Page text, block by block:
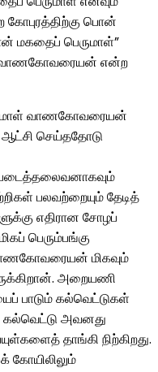
பொன்
மகதைப் பெருமாள்”
வாணகோவரையன் என்ற
வாணகோவரையன்
ஆட்சி செய்ததோடு
பலவற்றையும் தேடித்
எதிரான சோழப்
பெரும்பங்கு
மிகவும்
அறையணி
பாடும் கல்வெட்டுகள்
அவனது
தாங்கி நிற்கிறது.